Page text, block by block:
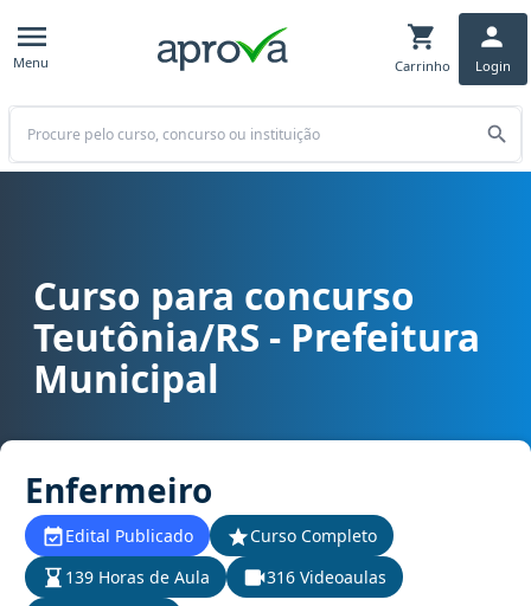
Menu Carrinho Login
Buscar
Curso para concurso Teutônia/RS - Prefeitura Municipal cargo
Curso para concurso
Teutônia/RS - Prefeitura
Municipal
Enfermeiro
Edital Publicado
Curso Completo
139 Horas de Aula
316 Videoaulas